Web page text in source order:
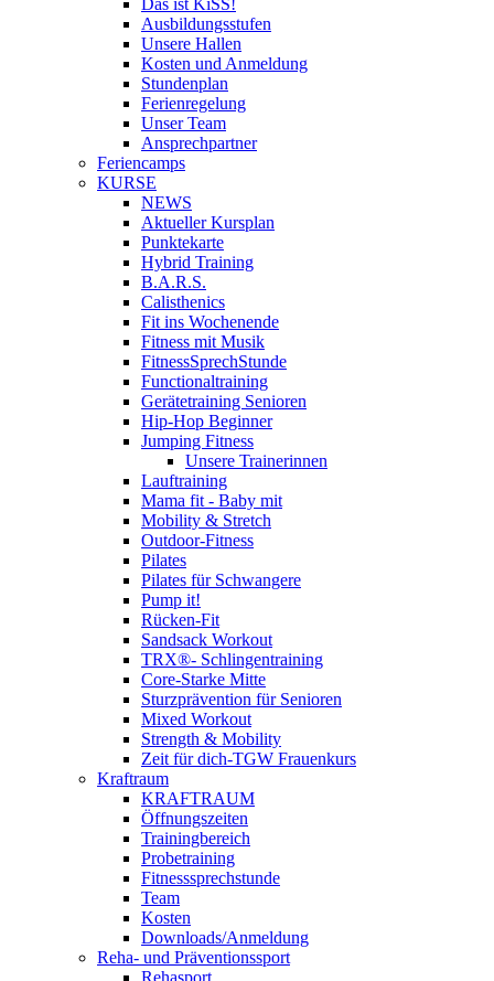
Das ist KiSS!
Ausbildungsstufen
Unsere Hallen
Kosten und Anmeldung
Stundenplan
Ferienregelung
Unser Team
Ansprechpartner
Feriencamps
KURSE
NEWS
Aktueller Kursplan
Punktekarte
Hybrid Training
B.A.R.S.
Calisthenics
Fit ins Wochenende
Fitness mit Musik
FitnessSprechStunde
Functionaltraining
Gerätetraining Senioren
Hip-Hop Beginner
Jumping Fitness
Unsere Trainerinnen
Lauftraining
Mama fit - Baby mit
Mobility & Stretch
Outdoor-Fitness
Pilates
Pilates für Schwangere
Pump it!
Rücken-Fit
Sandsack Workout
TRX®- Schlingentraining
Core-Starke Mitte
Sturzprävention für Senioren
Mixed Workout
Strength & Mobility
Zeit für dich-TGW Frauenkurs
Kraftraum
KRAFTRAUM
Öffnungszeiten
Trainingbereich
Probetraining
Fitnesssprechstunde
Team
Kosten
Downloads/Anmeldung
Reha- und Präventionssport
Rehasport